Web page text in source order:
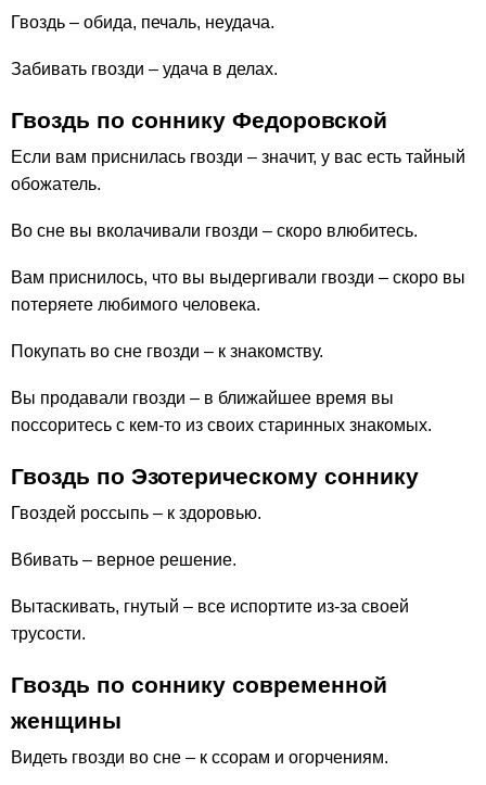
Гвоздь – обида, печаль, неудача.
Забивать гвозди – удача в делах.
Гвоздь по соннику Федоровской
Если вам приснилась гвозди – значит, у вас есть тайный
обожатель.
Во сне вы вколачивали гвозди – скоро влюбитесь.
Вам приснилось, что вы выдергивали гвозди – скоро вы
потеряете любимого человека.
Покупать во сне гвозди – к знакомству.
Вы продавали гвозди – в ближайшее время вы
поссоритесь с кем-то из своих старинных знакомых.
Гвоздь по Эзотерическому соннику
Гвоздей россыпь – к здоровью.
Вбивать – верное решение.
Вытаскивать, гнутый – все испортите из-за своей
трусости.
Гвоздь по соннику современной
женщины
Видеть гвозди во сне – к ссорам и огорчениям.